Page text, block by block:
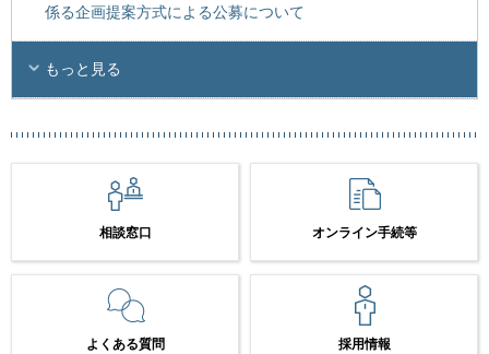
係る企画提案方式による公募について
もっと見る
相談窓口 オンライン手続等
よくある質問 採用情報